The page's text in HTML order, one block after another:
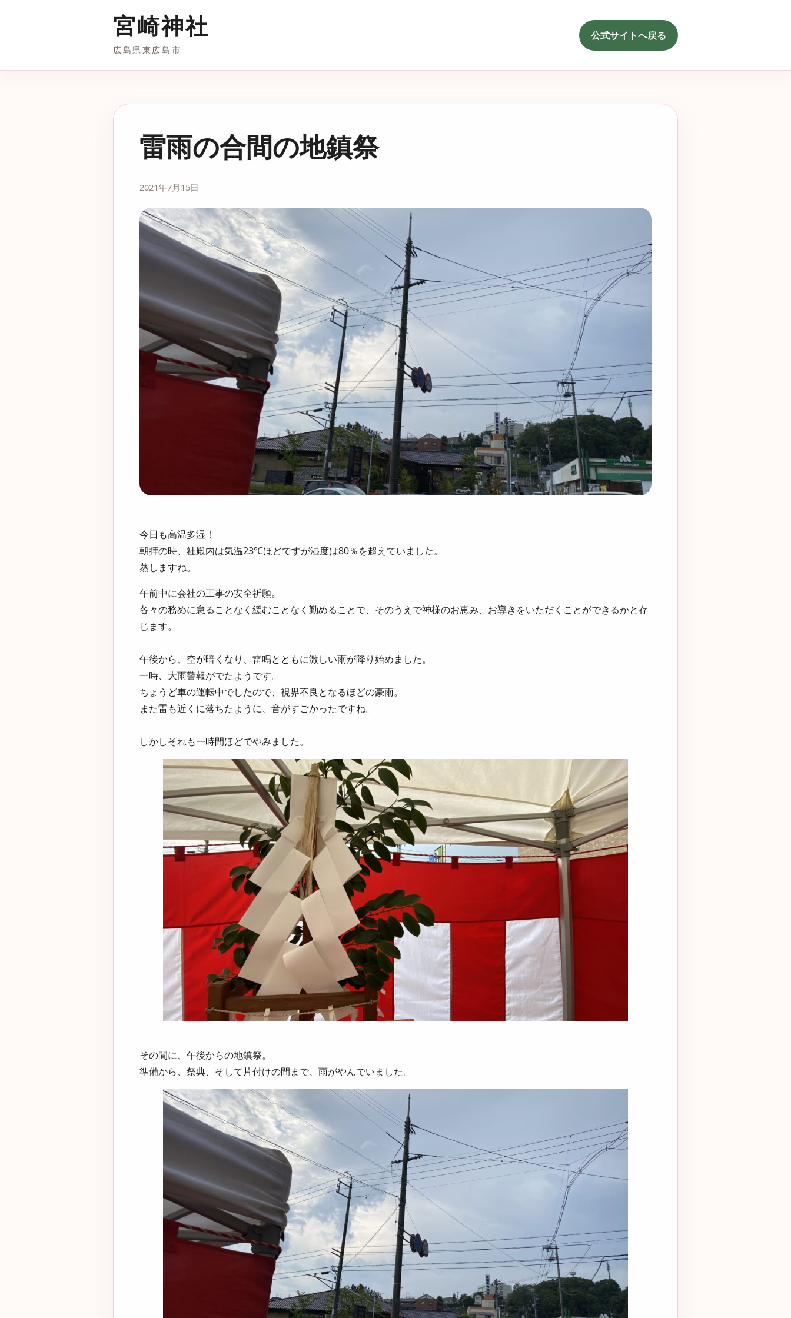
宮崎神社
広島県東広島市
公式サイトへ戻る
雷雨の合間の地鎮祭
2021年7月15日
今日も高温多湿！
朝拝の時、社殿内は気温23℃ほどですが湿度は80％を超えていました。
蒸しますね。
午前中に会社の工事の安全祈願。
各々の務めに怠ることなく緩むことなく勤めることで、そのうえで神様のお恵み、お導きをいただくことができるかと存
じます。
午後から、空が暗くなり、雷鳴とともに激しい雨が降り始めました。
一時、大雨警報がでたようです。
ちょうど車の運転中でしたので、視界不良となるほどの豪雨。
また雷も近くに落ちたように、音がすごかったですね。
しかしそれも一時間ほどでやみました。
その間に、午後からの地鎮祭。
準備から、祭典、そして片付けの間まで、雨がやんでいました。